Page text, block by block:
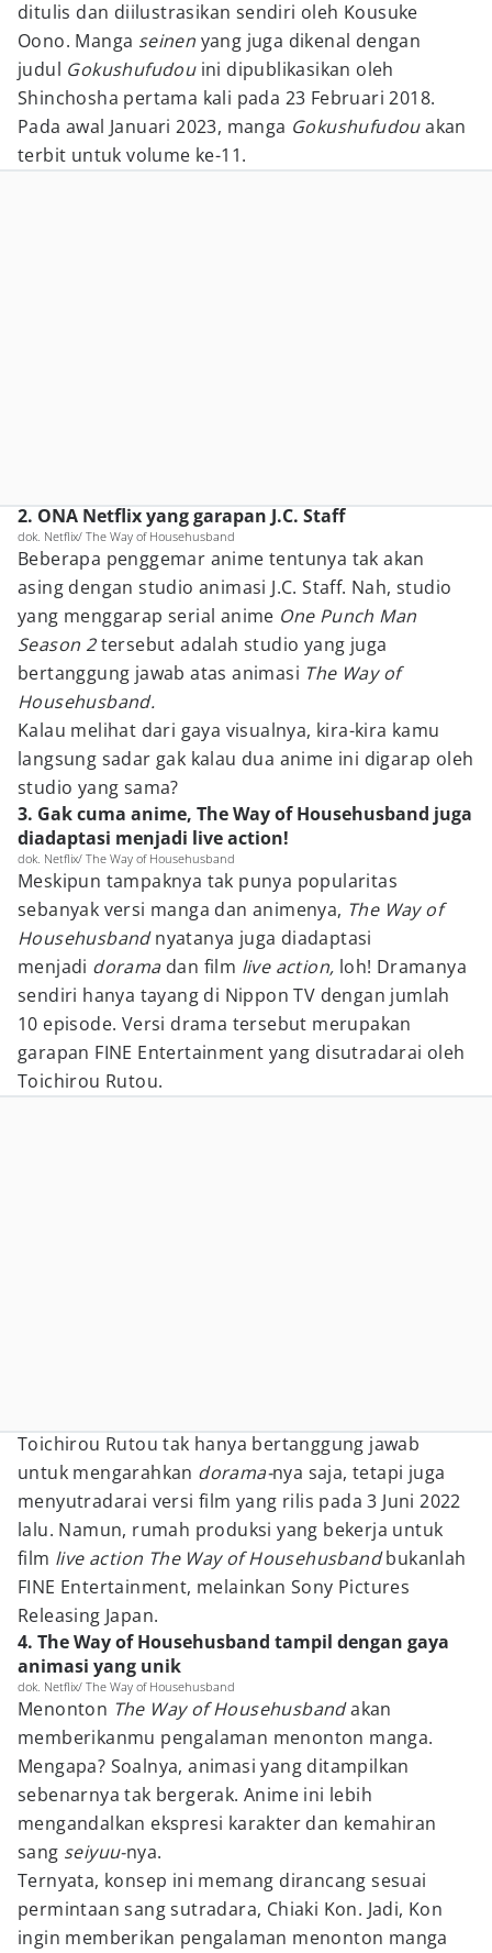
ditulis dan diilustrasikan sendiri oleh Kousuke
Oono. Manga seinen yang juga dikenal dengan
judul Gokushufudou ini dipublikasikan oleh
Shinchosha pertama kali pada 23 Februari 2018.
Pada awal Januari 2023, manga Gokushufudouakan
terbit untuk volume ke-11.
2. ONA Netflix yang garapan J.C. Staff
dok. Netflix/ The Way of Househusband
Beberapa penggemar anime tentunya tak akan
asing dengan studio animasi J.C. Staff. Nah, studio
yang menggarap serial anime One Punch Man
Season 2tersebut adalah studio yang juga
bertanggung jawab atas animasi The Way of
Househusband.
Kalau melihat dari gaya visualnya, kira-kira kamu
langsung sadar gak kalau dua anime ini digarap oleh
studio yang sama?
3. Gak cuma anime, The Way of Househusband juga
diadaptasi menjadi live action!
dok. Netflix/ The Way of Househusband
Meskipun tampaknya tak punya popularitas
sebanyak versi manga dan animenya, The Way of
Househusbandnyatanya juga diadaptasi
menjadi dorama dan film live action, loh! Dramanya
sendiri hanya tayang di Nippon TV dengan jumlah
10 episode. Versi drama tersebut merupakan
garapan FINE Entertainment yang disutradarai oleh
Toichirou Rutou.
Toichirou Rutou tak hanya bertanggung jawab
untuk mengarahkan dorama-nya saja, tetapi juga
menyutradarai versi film yang rilis pada 3 Juni 2022
lalu. Namun, rumah produksi yang bekerja untuk
film live action The Way of Househusbandbukanlah
FINE Entertainment, melainkan Sony Pictures
Releasing Japan.
4. The Way of Househusband tampil dengan gaya
animasi yang unik
dok. Netflix/ The Way of Househusband
Menonton The Way of Househusbandakan
memberikanmu pengalaman menonton manga.
Mengapa? Soalnya, animasi yang ditampilkan
sebenarnya tak bergerak. Anime ini lebih
mengandalkan ekspresi karakter dan kemahiran
sang seiyuu-nya.
Ternyata, konsep ini memang dirancang sesuai
permintaan sang sutradara, Chiaki Kon. Jadi, Kon
ingin memberikan pengalaman menonton manga